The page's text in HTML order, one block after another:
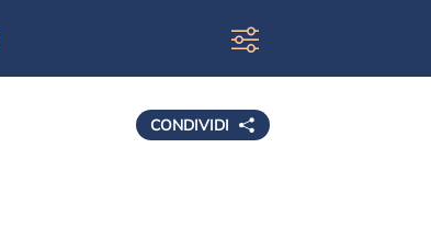
CONDIVIDI